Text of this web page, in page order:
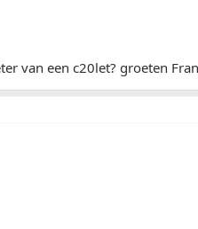
van een c20let? groeten